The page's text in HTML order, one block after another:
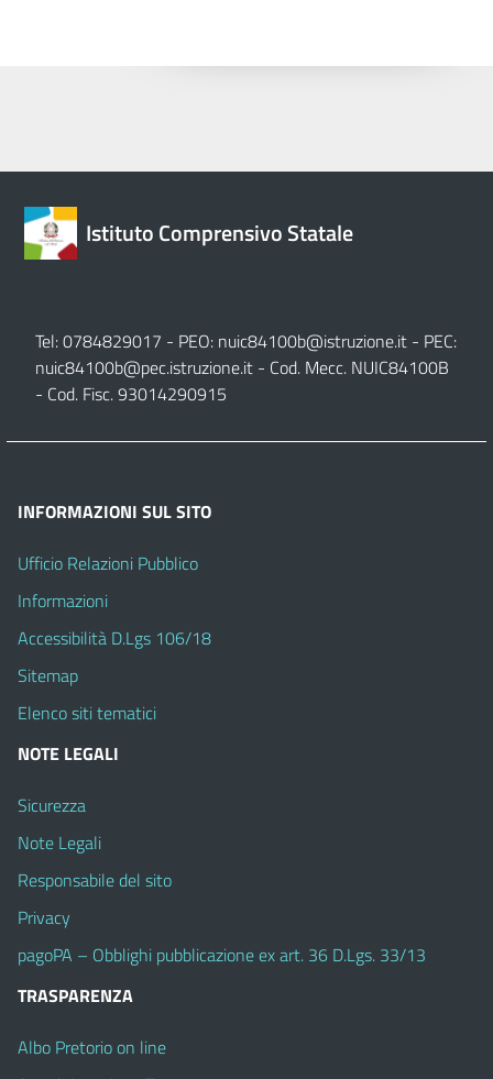
Istituto Comprensivo Statale
Tel: 0784829017 - PEO: nuic84100b@istruzione.it - PEC:
nuic84100b@pec.istruzione.it - Cod. Mecc. NUIC84100B
- Cod. Fisc. 93014290915
INFORMAZIONI SUL SITO
Ufficio Relazioni Pubblico
Informazioni
Accessibilità D.Lgs 106/18
Sitemap
Elenco siti tematici
NOTE LEGALI
Sicurezza
Note Legali
Responsabile del sito
Privacy
pagoPA – Obblighi pubblicazione ex art. 36 D.Lgs. 33/13
TRASPARENZA
Albo Pretorio on line